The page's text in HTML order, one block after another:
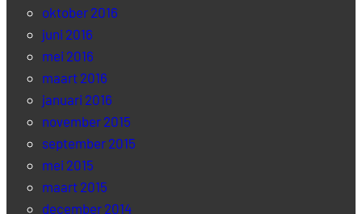
oktober 2016
juni 2016
mei 2016
maart 2016
januari 2016
november 2015
september 2015
mei 2015
maart 2015
december 2014